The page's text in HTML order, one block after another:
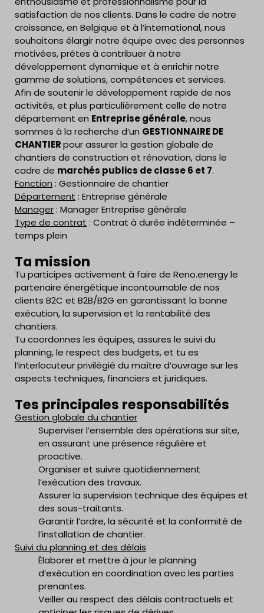
satisfaction de nos clients. Dans le cadre de notre
croissance, en Belgique et à l’international, nous
souhaitons élargir notre équipe avec des personnes
motivées, prêtes à contribuer à notre
développement dynamique et à enrichir notre
gamme de solutions, compétences et services.
Afin de soutenir le développement rapide de nos
activités, et plus particulièrement celle de notre
département en Entreprise générale, nous
sommes à la recherche d’un GESTIONNAIRE DE
CHANTIERpour assurer la gestion globale de
chantiers de construction et rénovation, dans le
cadre de marchés publics de classe 6 et 7.
Fonction : Gestionnaire de chantier
Département : Entreprise générale
Manager: Manager Entreprise générale
Type de contrat : Contrat à durée indéterminée –
temps plein
Ta mission
Tu participes activement à faire de Reno.energy le
partenaire énergétique incontournable de nos
clients B2C et B2B/B2G en garantissant la bonne
exécution, la supervision et la rentabilité des
chantiers.
Tu coordonnes les équipes, assures le suivi du
planning, le respect des budgets, et tu es
l’interlocuteur privilégié du maître d’ouvrage sur les
aspects techniques, financiers et juridiques.
Tes principales responsabilités
Gestion globale du chantier
Superviser l’ensemble des opérations sur site,
en assurant une présence régulière et
proactive.
Organiser et suivre quotidiennement
l’exécution des travaux.
Assurer la supervision technique des équipes et
des sous-traitants.
Garantir l’ordre, la sécurité et la conformité de
l’installation de chantier.
Suivi du planning et des délais
Élaborer et mettre à jour le planning
d’exécution en coordination avec les parties
prenantes.
Veiller au respect des délais contractuels et